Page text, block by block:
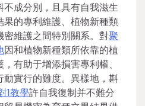
成分別，且具有自我滋生
的專利維護、植物新種類
密維護之間特別關系。對聚
因和植物新種類所依靠的植
有助于增添損害專利權、
動實行的難度。異樣地，斟
1教學許自我復制并不難分